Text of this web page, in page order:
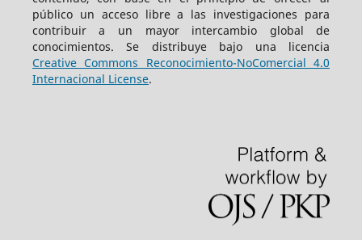
público un acceso libre a las investigaciones para
contribuir a un mayor intercambio global de
conocimientos. Se distribuye bajo una licencia
Creative Commons Reconocimiento-NoComercial 4.0
Internacional License.